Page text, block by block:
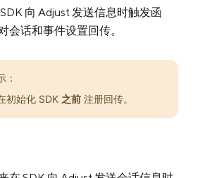
向 Adjust 发送信息时触发函
会话和事件设置回传。
：
初始化 SDK 之前 注册回传。